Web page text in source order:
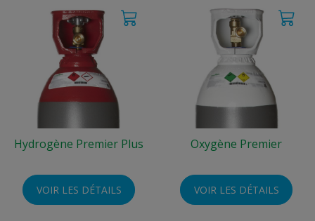
Hydrogène Premier Plus
VOIR LES DÉTAILS
Oxygène Premier
VOIR LES DÉTAILS